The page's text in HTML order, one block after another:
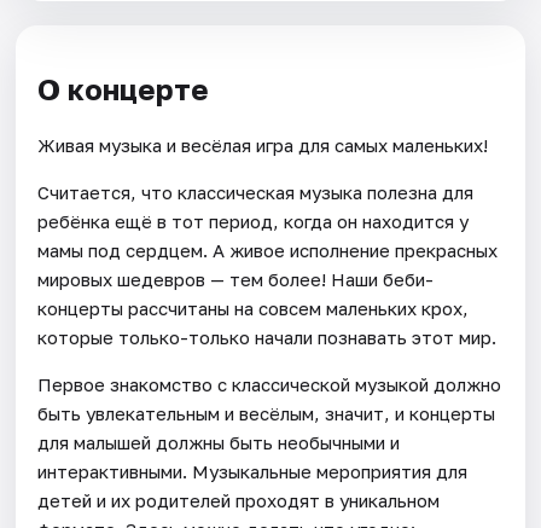
О концерте
Живая музыка и весёлая игра для самых маленьких!
Считается, что классическая музыка полезна для
ребёнка ещё в тот период, когда он находится у
мамы под сердцем. А живое исполнение прекрасных
мировых шедевров — тем более! Наши беби-
концерты рассчитаны на совсем маленьких крох,
которые только-только начали познавать этот мир.
Первое знакомство с классической музыкой должно
быть увлекательным и весёлым, значит, и концерты
для малышей должны быть необычными и
интерактивными. Музыкальные мероприятия для
детей и их родителей проходят в уникальном